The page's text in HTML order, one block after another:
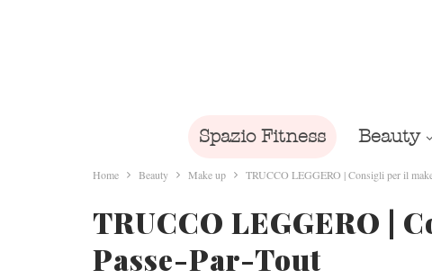
Spazio Fitness Beauty
Home Beauty Make up TRUCCO LEGGERO | Consigli per il
TRUCCO LEGGERO |
Passe-Par-Tout